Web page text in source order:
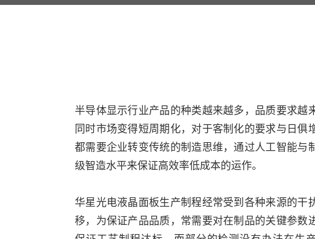
半导体显示行业产品的种类越来越多，品质要求越
同时市场变得短周期化，对于客制化的要求与日俱
都需要企业转变传统的制造思维，通过人工智能与
级智造水平来保证高效率低成本的运作。
华星光电液晶面板生产制程经常受到各种来源的干
移，为保证产品品质，常需要对在制品的关键参数